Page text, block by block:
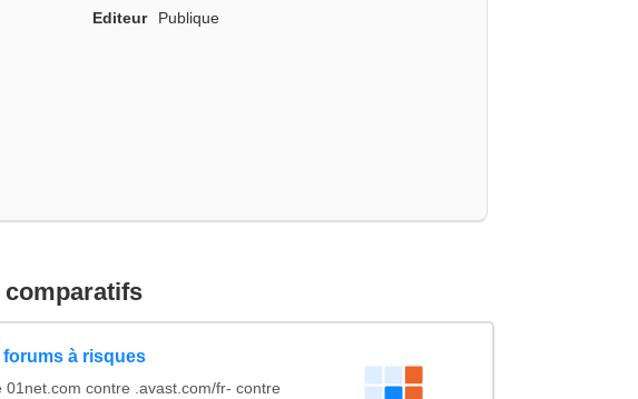
Editeur
Publique
comparatifs
forums à risques
01net.com contre .avast.com/fr- contre